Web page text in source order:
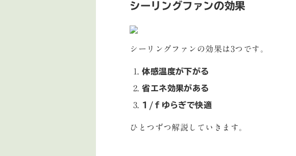
シーリングファンの効果
シーリングファンの効果は3つです。
体感温度が下がる
省エネ効果がある
1/ｆゆらぎで快適
ひとつずつ解説していきます。